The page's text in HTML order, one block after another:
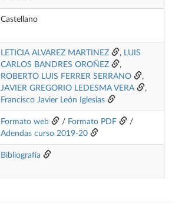
Castellano
LETICIA ALVAREZ MARTINEZ , LUIS
CARLOS BANDRES OROÑEZ
,
ROBERTO LUIS FERRER SERRANO
,
JAVIER GREGORIO LEDESMA VERA
,
Francisco Javier León Iglesias
Formato web / Formato PDF
/
Adendas curso 2019-20
Bibliografía